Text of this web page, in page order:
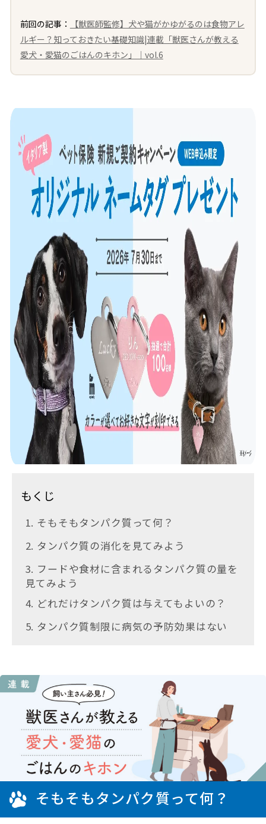
前回の記事：
【獣医師監修】犬や猫がかゆがるのは食物アレ
ルギー？知っておきたい基礎知識|連載「獣医さんが教える
愛犬・愛猫のごはんのキホン」｜vol.6
もくじ
1. そもそもタンパク質って何？
2. タンパク質の消化を見てみよう
3. フードや食材に含まれるタンパク質の量を
見てみよう
4. どれだけタンパク質は与えてもよいの？
5. タンパク質制限に病気の予防効果はない
そもそもタンパク質って何？